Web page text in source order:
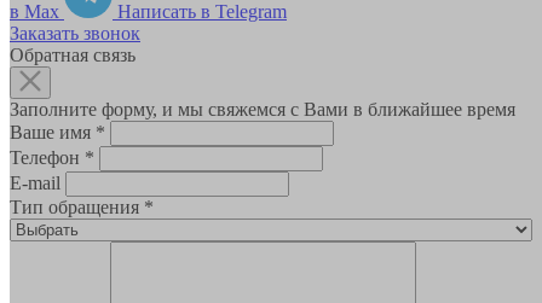
в Max
Написать в Telegram
Заказать звонок
Обратная связь
Заполните форму, и мы свяжемся с Вами в ближайшее время
Ваше имя *
Телефон *
E-mail
Тип обращения *